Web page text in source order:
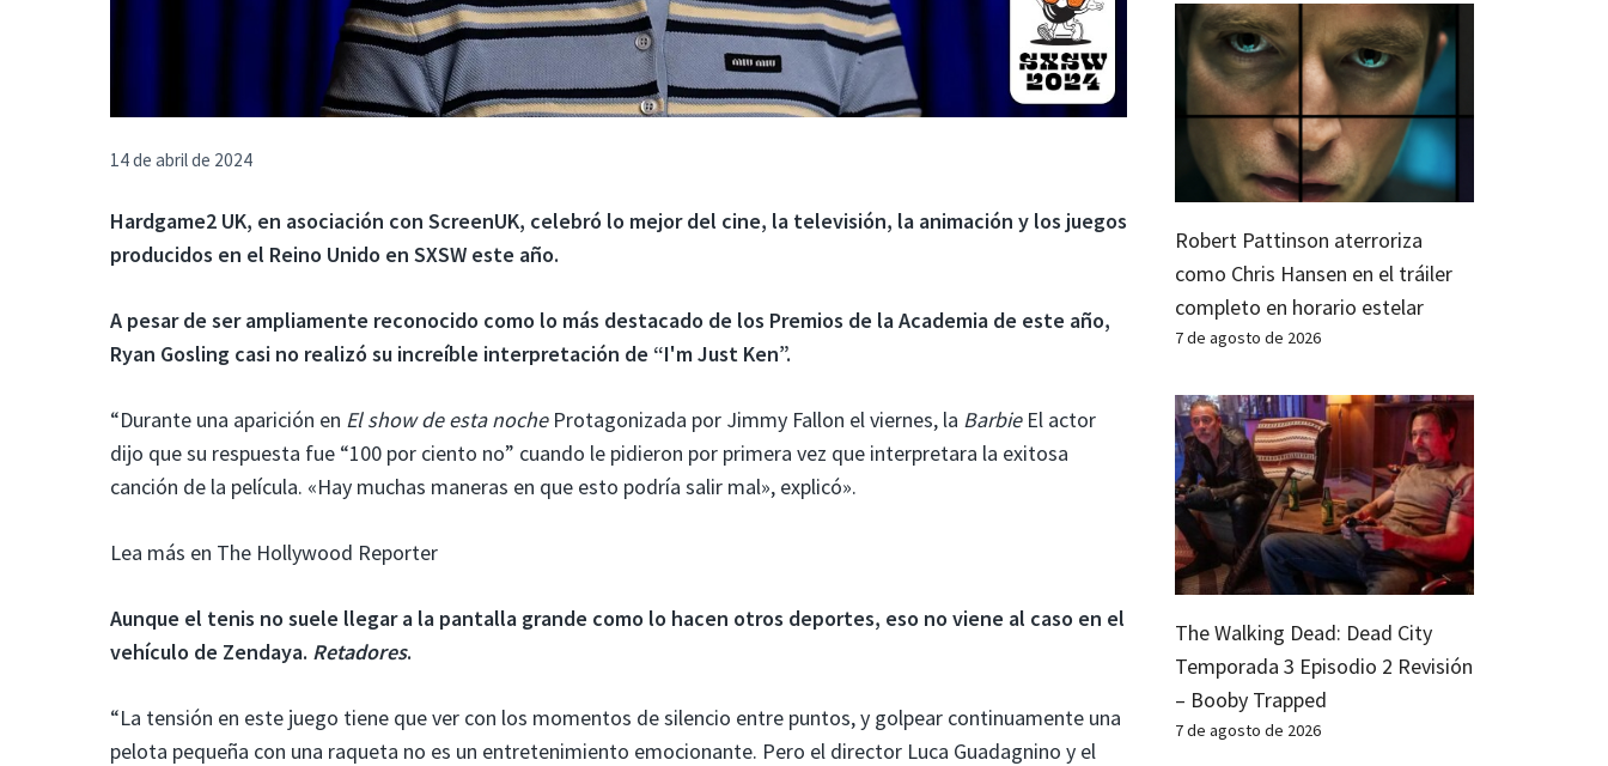
14 de abril de 2024
Hardgame2 UK, en asociación con ScreenUK, celebró lo mejor del cine, la televisión, la animación y los juegos
producidos en el Reino Unido en SXSW este año.
A pesar de ser ampliamente reconocido como lo más destacado de los Premios de la Academia de este año,
Ryan Gosling casi no realizó su increíble interpretación de “I'm Just Ken”.
“Durante una aparición en El show de esta nocheProtagonizada por Jimmy Fallon el viernes, la BarbieEl actor
dijo que su respuesta fue “100 por ciento no” cuando le pidieron por primera vez que interpretara la exitosa
canción de la película. «Hay muchas maneras en que esto podría salir mal», explicó».
Lea más en The Hollywood Reporter
Aunque el tenis no suele llegar a la pantalla grande como lo hacen otros deportes, eso no viene al caso en el
vehículo de Zendaya. Retadores.
“La tensión en este juego tiene que ver con los momentos de silencio entre puntos, y golpear continuamente una
pelota pequeña con una raqueta no es un entretenimiento emocionante. Pero el director Luca Guadagnino y el
Robert Pattinson aterroriza
como Chris Hansen en el tráiler
completo en horario estelar
7 de agosto de 2026
The Walking Dead: Dead City
Temporada 3 Episodio 2 Revisión
– Booby Trapped
7 de agosto de 2026